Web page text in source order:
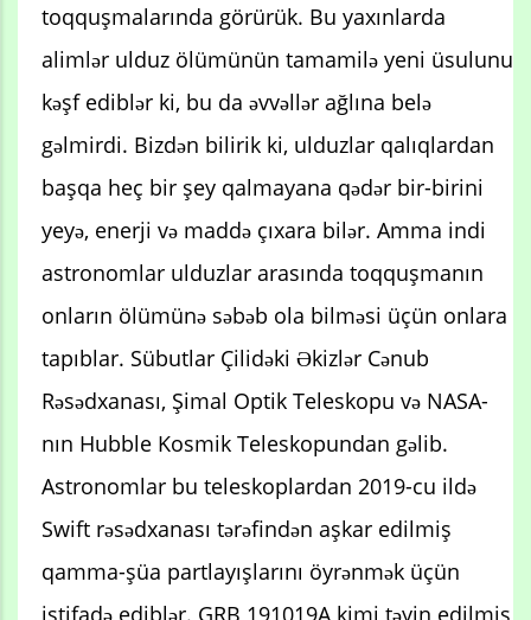
toqquşmalarında görürük. Bu yaxınlarda
alimlər ulduz ölümünün tamamilə yeni üsulunu
kəşf ediblər ki, bu da əvvəllər ağlına belə
gəlmirdi. Bizdən bilirik ki, ulduzlar qalıqlardan
başqa heç bir şey qalmayana qədər bir-birini
yeyə, enerji və maddə çıxara bilər. Amma indi
astronomlar ulduzlar arasında toqquşmanın
onların ölümünə səbəb ola bilməsi üçün onlara
tapıblar. Sübutlar Çilidəki Əkizlər Cənub
Rəsədxanası, Şimal Optik Teleskopu və NASA-
nın Hubble Kosmik Teleskopundan gəlib.
Astronomlar bu teleskoplardan 2019-cu ildə
Swift rəsədxanası tərəfindən aşkar edilmiş
qamma-şüa partlayışlarını öyrənmək üçün
istifadə ediblər. GRB 191019A kimi təyin edilmiş